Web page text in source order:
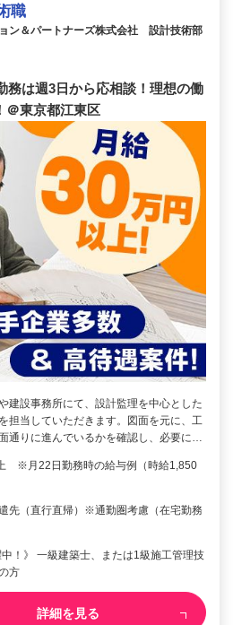
職
ン＆パートナーズ株式会社 設計技術部
務は週3日から応相談！理想の働
＠東京都江東区
建設事務所にて、設計監理を中心とした
担当していただきます。図面を元に、工
通りに進んでいるかを確認し、必要に…
※月22日勤務時の給与例（時給1,850
先（直行直帰）※通勤圏考慮（在宅勤務
中！》 一級建築士、または1級施工管理技
方
詳細を見る